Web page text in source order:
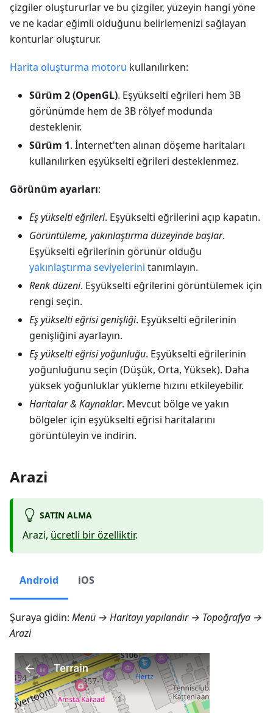
çizgiler oluştururlar ve bu çizgiler, yüzeyin hangi yöne
ve ne kadar eğimli olduğunu belirlemenizi sağlayan
konturlar oluşturur.
Harita oluşturma motoru kullanılırken:
Sürüm 2 (OpenGL). Eşyükselti eğrileri hem 3B
görünümde hem de 3B rölyef modunda
desteklenir.
Sürüm 1. İnternet'ten alınan döşeme haritaları
kullanılırken eşyükselti eğrileri desteklenmez.
Görünüm ayarları:
Eş yükselti eğrileri. Eşyükselti eğrilerini açıp kapatın.
Görüntüleme, yakınlaştırma düzeyinde başlar.
Eşyükselti eğrilerinin görünür olduğu
yakınlaştırma seviyelerini tanımlayın.
Renk düzeni. Eşyükselti eğrilerini görüntülemek için
rengi seçin.
Eş yükselti eğrisi genişliği. Eşyükselti eğrilerinin
genişliğini ayarlayın.
Eş yükselti eğrisi yoğunluğu. Eşyükselti eğrilerinin
yoğunluğunu seçin (Düşük, Orta, Yüksek). Daha
yüksek yoğunluklar yükleme hızını etkileyebilir.
Haritalar & Kaynaklar. Mevcut bölge ve yakın
bölgeler için eşyükselti eğrisi haritalarını
görüntüleyin ve indirin.
Arazi
SATIN ALMA
Arazi, ücretli bir özelliktir.
Android iOS
Şuraya gidin: Menü → Haritayı yapılandır → Topoğrafya →
Arazi